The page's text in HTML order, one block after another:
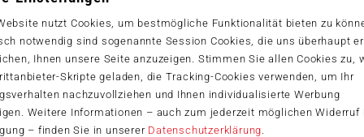
nutzt Cookies, um bestmögliche Funktionalität bieten zu
notwendig sind sogenannte Session Cookies, die uns überhaupt
Ihnen unsere Seite anzuzeigen. Stimmen Sie allen Cookies zu,
Skripte geladen, die Tracking-Cookies verwenden, um Ihr
nachzuvollziehen und Ihnen individualisierte Werbung
Weitere Informationen – auch zum jederzeit möglichen Widerruf
– finden Sie in unserer Datenschutzerklärung
Wo ist Benjamin
Zuckerstückchen, rote Mütze und jeden
neues Abenteuer – das kann nur Benjamin Blümchen®
40 Jahren begrüßt...